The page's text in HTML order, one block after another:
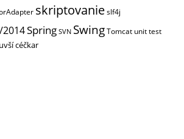
skriptovanieslf4j
2014Spring SVN SwingTomcat unit test
céčkar